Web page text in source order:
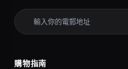
購物指南